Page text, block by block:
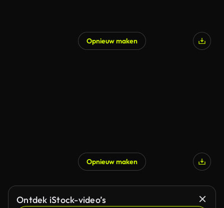
Opnieuw maken
Gegenereerd door AI
Opnieuw maken
Ontdek iStock-video’s